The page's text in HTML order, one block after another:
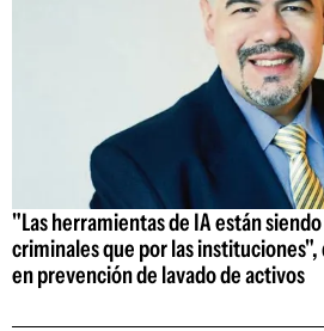
"Las herramientas de IA están
criminales que por las
en prevención de lavado de activos